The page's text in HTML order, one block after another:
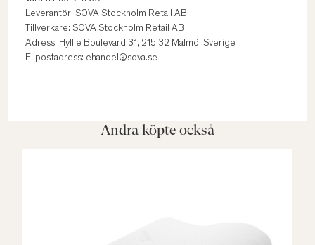
Leverantör: SOVA Stockholm Retail AB
Tillverkare: SOVA Stockholm Retail AB
Adress: Hyllie Boulevard 31, 215 32 Malmö, Sverige
E-postadress: ehandel@sova.se
Andra köpte också